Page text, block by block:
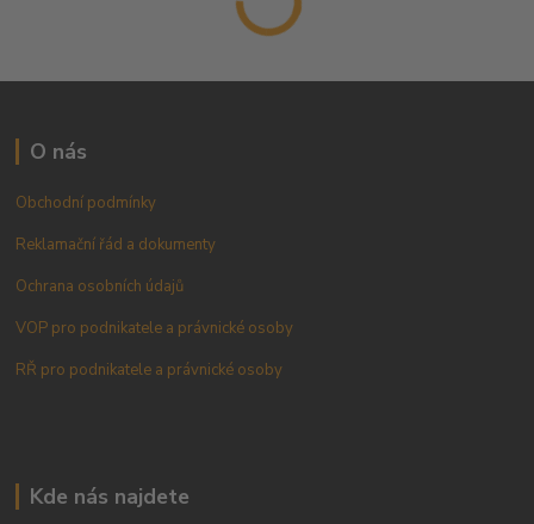
O nás
Obchodní podmínky
Reklamační řád a dokumenty
Ochrana osobních údajů
VOP pro podnikatele a právnické osoby
RŘ pro podnikatele a právnické osoby
Kde nás najdete